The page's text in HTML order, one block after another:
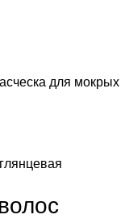
для мокрых